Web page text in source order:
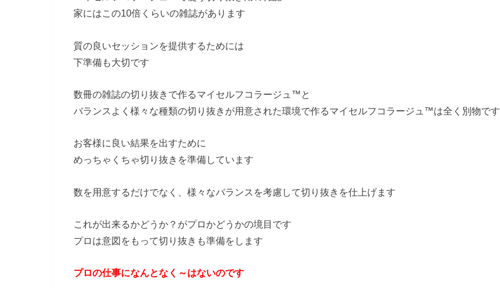
家にはこの10倍くらいの雑誌があります
質の良いセッションを提供するためには
下準備も大切です
数冊の雑誌の切り抜きで作るマイセルフコラージュ™と
バランスよく様々な種類の切り抜きが用意された環境で作るマイセルフコラージュ™は全く別物です
お客様に良い結果を出すために
めっちゃくちゃ切り抜きを準備しています
数を用意するだけでなく、様々なバランスを考慮して切り抜きを仕上げます
これが出来るかどうか？がプロかどうかの境目です
プロは意図をもって切り抜きも準備をします
プロの仕事になんとなく～はないのです